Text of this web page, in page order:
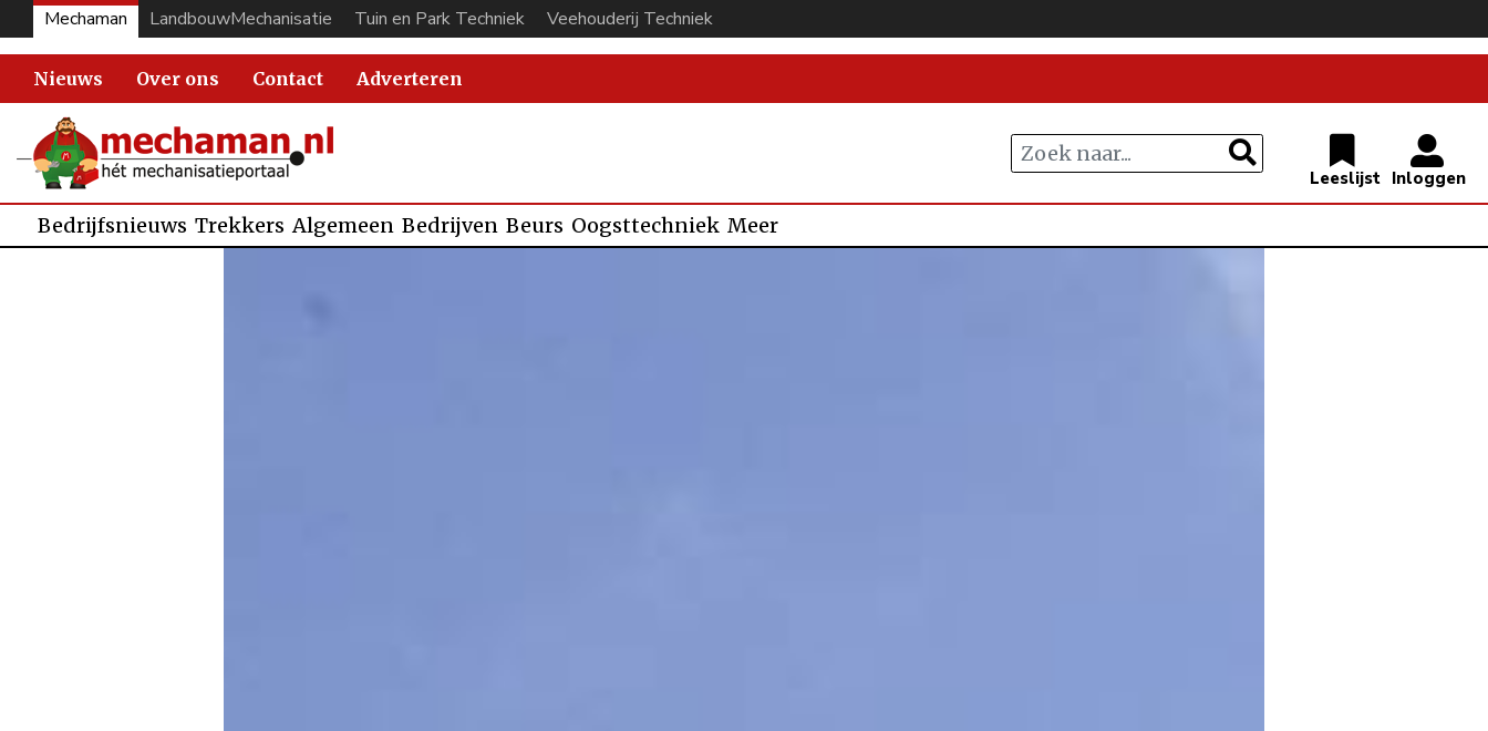
Mechaman LandbouwMechanisatie Tuin en Park Techniek Veehouderij Techniek
Nieuws Over ons Contact Adverteren
Bedrijfsnieuws Trekkers Algemeen Bedrijven Beurs Oogsttechniek Meer